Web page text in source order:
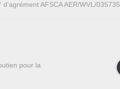
d'agrément AFSCA AER/WVL/035735
pour la